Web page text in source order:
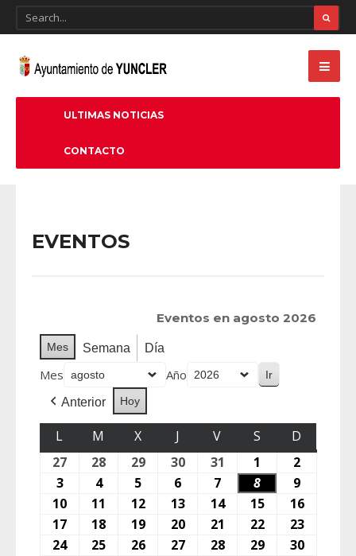
ULTIMAS NOTICIAS
CONTACTO
EVENTOS
Eventos en agosto 2026
Mes Semana Día
Mes Año
Anterior Hoy
L M X J V S
D
27
28 29 30 31 1
2
3
4 5 6 7 8
9
10
11 12 13 14 15
16
17
18 19 20 21 22
23
24
25 26 27 28 29
30